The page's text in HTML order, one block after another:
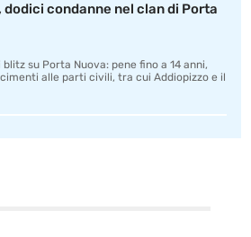
dodici condanne nel clan di Porta
su Porta Nuova: pene fino a 14 anni,
alle parti civili, tra cui Addiopizzo e il